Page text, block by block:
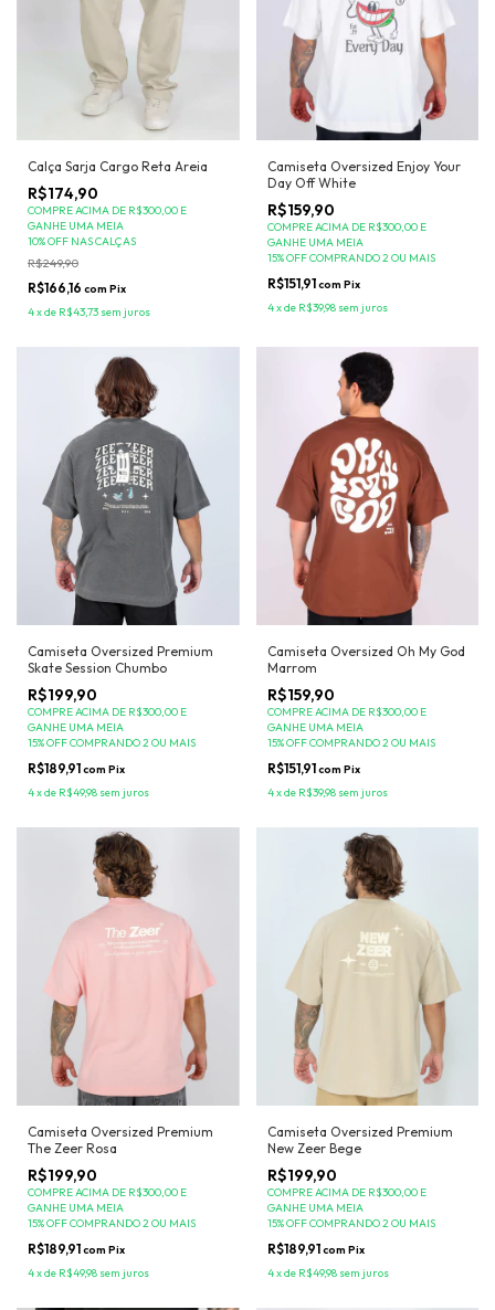
Calça Sarja Cargo Reta Areia
R$174,90
COMPRE ACIMA DE R$300,00 E
GANHE UMA MEIA
10% OFF NAS CALÇAS
R$249,90
R$166,16 com Pix
4xde R$43,73 sem juros
Camiseta Oversized Enjoy Your
Day Off White
R$159,90
COMPRE ACIMA DE R$300,00 E
GANHE UMA MEIA
15% OFF COMPRANDO 2 OU MAIS
R$151,91com Pix
4xde R$39,98 sem juros
Camiseta Oversized Premium
Skate Session Chumbo
R$199,90
COMPRE ACIMA DE R$300,00 E
GANHE UMA MEIA
15% OFF COMPRANDO 2 OU MAIS
R$189,91com Pix
4xde R$49,98 sem juros
Camiseta Oversized Oh My God
Marrom
R$159,90
COMPRE ACIMA DE R$300,00 E
GANHE UMA MEIA
15% OFF COMPRANDO 2 OU MAIS
R$151,91com Pix
4xde R$39,98 sem juros
Camiseta Oversized Premium
The Zeer Rosa
R$199,90
COMPRE ACIMA DE R$300,00 E
GANHE UMA MEIA
15% OFF COMPRANDO 2 OU MAIS
R$189,91com Pix
4xde R$49,98 sem juros
Camiseta Oversized Premium
New Zeer Bege
R$199,90
COMPRE ACIMA DE R$300,00 E
GANHE UMA MEIA
15% OFF COMPRANDO 2 OU MAIS
R$189,91com Pix
4xde R$49,98 sem juros